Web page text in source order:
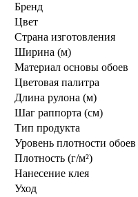
Бренд
Цвет
Страна изготовления
Ширина (м)
Материал основы обоев
Цветовая палитра
Длина рулона (м)
Шаг раппорта (см)
Тип продукта
Уровень плотности обоев
Плотность (г/м²)
Нанесение клея
Уход